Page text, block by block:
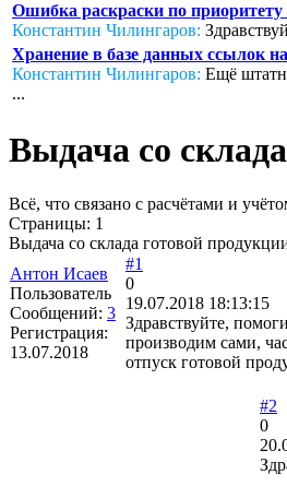
Ошибка раскраски по приоритету
Константин Чилингаров:
Хранение в базе данных ссылок
Константин Чилингаров: Ещё
...
Выдача со
Всё, что связано с расчётами и
Страницы: 1
Выдача со склада готовой
Антон Исаев
Пользователь
Сообщений: 3
Регистрация:
13.07.2018
#1
0
19.07.2018 18:13:15
Здравствуйте,
производим сами,
отпуск готовой
#2
0